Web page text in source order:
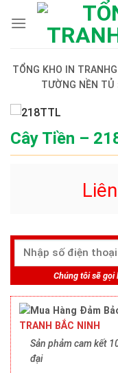
TỔNG KHO IN
TƯỜNG NỀN TỦ
Cây Tiền –
Chúng tôi sẽ gọi
TRANH BẮC NINH
Sản phảm cam kết
đại